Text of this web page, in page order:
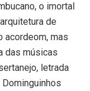
o imortal
de
acordeom, mas
das músicas
letrada